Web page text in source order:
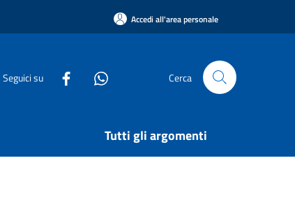
Accedi all'area personale
Seguici su Cerca
Tutti gli argomenti